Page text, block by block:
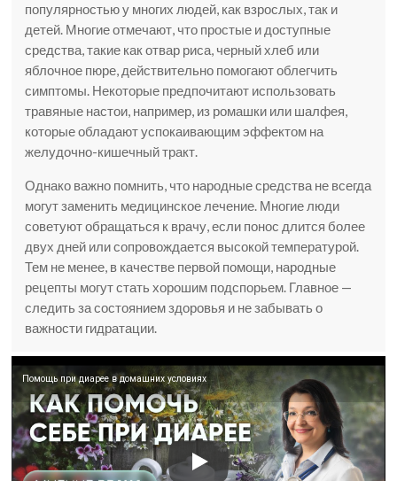
популярностью у многих людей, как взрослых, так и
детей. Многие отмечают, что простые и доступные
средства, такие как отвар риса, черный хлеб или
яблочное пюре, действительно помогают облегчить
симптомы. Некоторые предпочитают использовать
травяные настои, например, из ромашки или шалфея,
которые обладают успокаивающим эффектом на
желудочно-кишечный тракт.
Однако важно помнить, что народные средства не всегда
могут заменить медицинское лечение. Многие люди
советуют обращаться к врачу, если понос длится более
двух дней или сопровождается высокой температурой.
Тем не менее, в качестве первой помощи, народные
рецепты могут стать хорошим подспорьем. Главное —
следить за состоянием здоровья и не забывать о
важности гидратации.
Помощь при диарее в домашних условиях